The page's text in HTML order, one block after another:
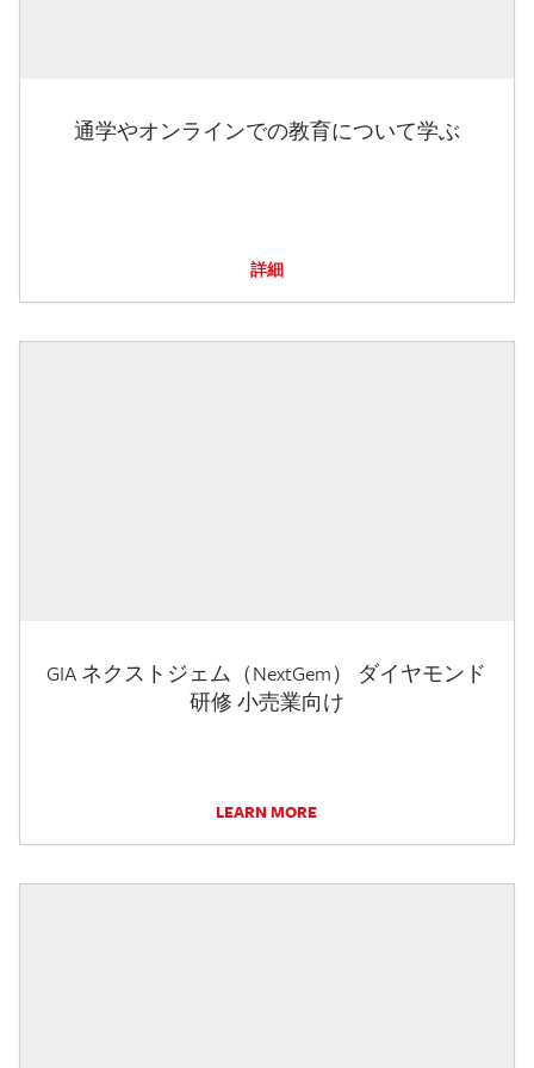
通学やオンラインでの教育について学ぶ
詳細
GIA ネクストジェム（NextGem） ダイヤモンド
研修 小売業向け
LEARN MORE